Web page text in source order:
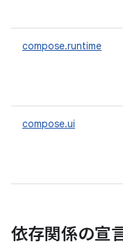
compose.runtime
compose.ui
依存関係の宣